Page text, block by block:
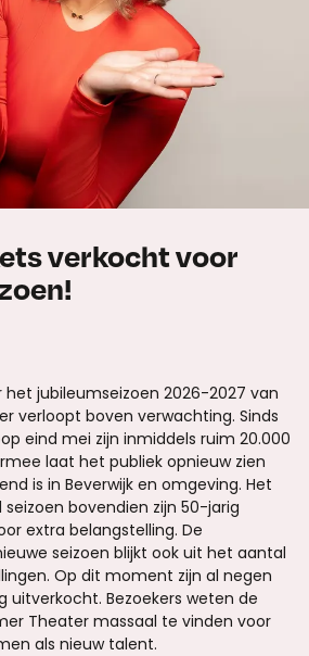
verkocht voor
het jubileumseizoen 2026-2027 van
verloopt boven verwachting. Sinds
eind mei zijn inmiddels ruim 20.000
laat het publiek opnieuw zien
is in Beverwijk en omgeving. Het
bovendien zijn 50-jarig
extra belangstelling. De
seizoen blijkt ook uit het aantal
Op dit moment zijn al negen
uitverkocht. Bezoekers weten de
Theater massaal te vinden voor
als nieuw talent.